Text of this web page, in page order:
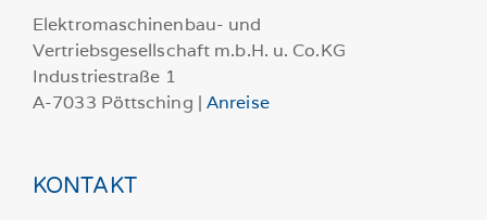
Elektromaschinenbau- und
Vertriebsgesellschaft m.b.H. u. Co.KG
Industriestraße 1
A-7033 Pöttsching |Anreise
KONTAKT